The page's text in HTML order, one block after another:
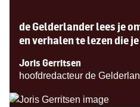
de Gelderlander lees je
en verhalen te lezen die
Joris Gerritsen
hoofdredacteur de